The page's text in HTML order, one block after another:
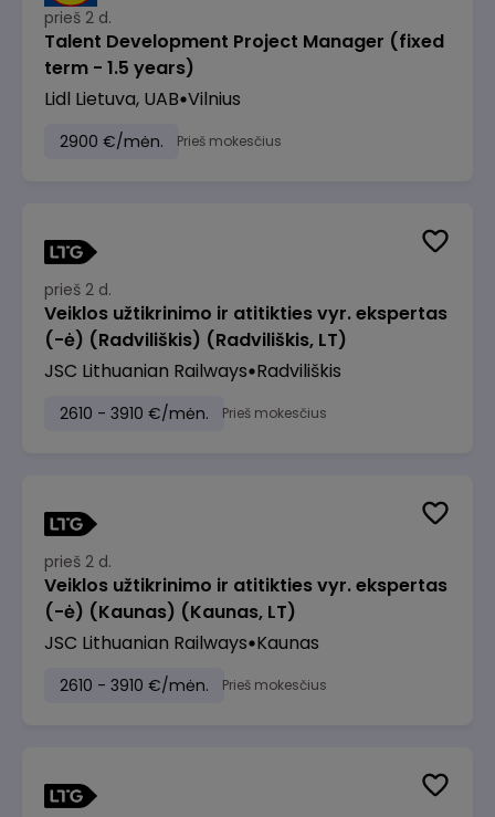
prieš 2 d.
Talent Development Project Manager (fixed
term - 1.5 years)
Lidl Lietuva, UAB Vilnius
2900 €/mėn. Prieš mokesčius
prieš 2 d.
Veiklos užtikrinimo ir atitikties vyr. ekspertas
(-ė) (Radviliškis) (Radviliškis, LT)
JSC Lithuanian Railways Radviliškis
2610 - 3910 €/mėn. Prieš mokesčius
prieš 2 d.
Veiklos užtikrinimo ir atitikties vyr. ekspertas
(-ė) (Kaunas) (Kaunas, LT)
JSC Lithuanian Railways Kaunas
2610 - 3910 €/mėn. Prieš mokesčius